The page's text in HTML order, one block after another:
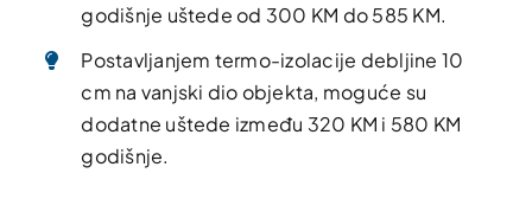
godišnje uštede od 300 KM do 585 KM.
Postavljanjem termo-izolacije debljine 10
cm na vanjski dio objekta, moguće su
dodatne uštede između 320 KM i 580 KM
godišnje.